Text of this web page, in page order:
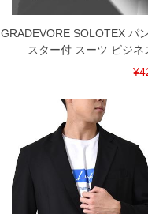
GRADEVORE SOLOTEX パ
スター付 スーツ ビジ